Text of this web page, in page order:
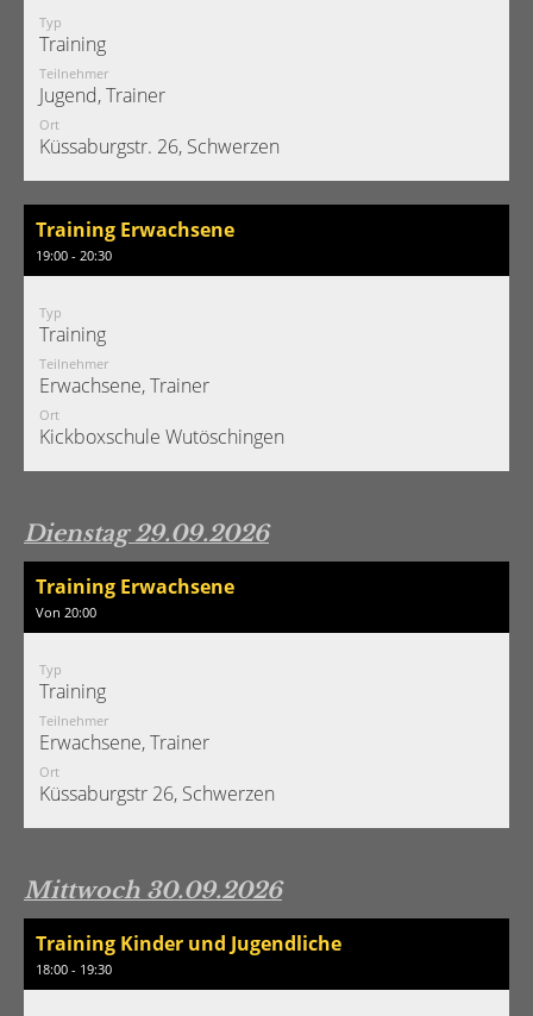
Typ
Training
Teilnehmer
Jugend, Trainer
Ort
Küssaburgstr. 26, Schwerzen
Training Erwachsene
19:00 - 20:30
Typ
Training
Teilnehmer
Erwachsene, Trainer
Ort
Kickboxschule Wutöschingen
Dienstag 29.09.2026
Training Erwachsene
Von 20:00
Typ
Training
Teilnehmer
Erwachsene, Trainer
Ort
Küssaburgstr 26, Schwerzen
Mittwoch 30.09.2026
Training Kinder und Jugendliche
18:00 - 19:30